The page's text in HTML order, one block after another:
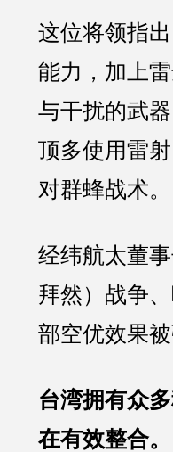
这位将领指
能力，加上
与干扰的武
顶多使用雷
对群蜂战术。
经纬航太董
拜然）战争
部空优效果
台湾拥有众
在有效整合。